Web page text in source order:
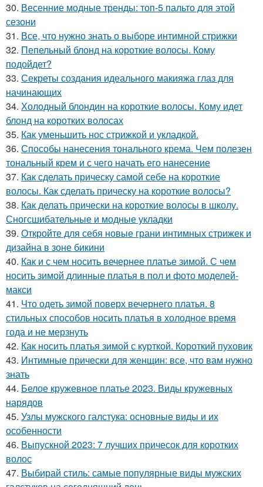
30. Весенние модные тренды: топ-5 пальто для этой
сезони
31. Все, что нужно знать о выборе интимной стрижки
32. Пепельный блонд на короткие волосы. Кому
подойдет?
33. Секреты создания идеального макияжа глаз для
начинающих
34. Холодный блондин на короткие волосы. Кому идет
блонд на коротких волосах
35. Как уменьшить нос стрижкой и укладкой.
36. Способы нанесения тонального крема. Чем полезен
тональный крем и с чего начать его нанесение
37. Как сделать прическу самой себе на короткие
волосы. Как сделать прическу на короткие волосы?
38. Как делать прически на короткие волосы в школу.
Сногсшибательные и модные укладки
39. Откройте для себя новые грани интимных стрижек и
дизайна в зоне бикини
40. Как и с чем носить вечернее платье зимой. С чем
носить зимой длинные платья в пол и фото моделей-
макси
41. Что одеть зимой поверх вечернего платья. 8
стильных способов носить платья в холодное время
года и не мерзнуть
42. Как носить платья зимой с курткой. Короткий пуховик
43. Интимные прически для женщин: все, что вам нужно
знать
44. Белое кружевное платье 2023. Виды кружевных
нарядов
45. Узлы мужского галстука: основные виды и их
особенности
46. Выпускной 2023: 7 лучших причесок для коротких
волос
47. Выбирай стиль: самые популярные виды мужских